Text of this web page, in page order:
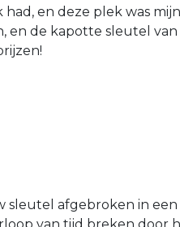
en deze plek was
de kapotte sleutel
afgebroken in